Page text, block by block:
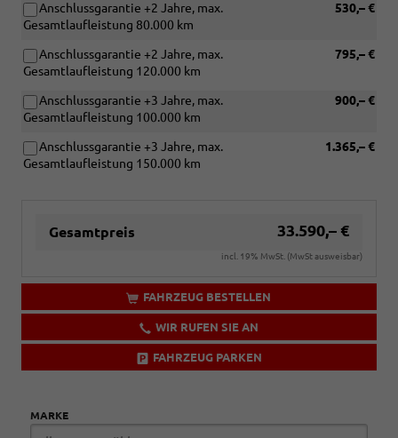
530,– €
Anschlussgarantie +2 Jahre, max.
Gesamtlaufleistung 80.000 km
795,– €
Anschlussgarantie +2 Jahre, max.
Gesamtlaufleistung 120.000 km
900,– €
Anschlussgarantie +3 Jahre, max.
Gesamtlaufleistung 100.000 km
1.365,– €
Anschlussgarantie +3 Jahre, max.
Gesamtlaufleistung 150.000 km
Gesamtpreis 33.590,– €
incl. 19% MwSt. (MwSt ausweisbar)
FAHRZEUG BESTELLEN
WIR RUFEN SIE AN
FAHRZEUG PARKEN
MARKE